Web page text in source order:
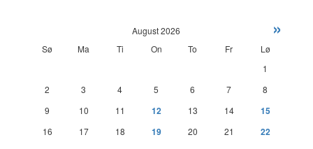
»
August 2026
Sø
Ma Ti On To Fr
Lø
1
2
3 4 5 6 7
8
9
10 11 12 13 14 15
16 17 18 19 20 21 22